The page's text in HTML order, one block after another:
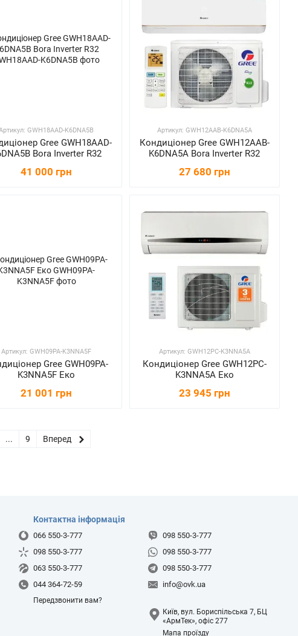
GWH18AAD-K6DNA5B
Gree GWH18AAD-
Bora Inverter R32
41 000 грн
Артикул: GWH12AAB-K6DNA5A
Кондиціонер Gree GWH12AAB-
K6DNA5A Bora Inverter R32
27 680 грн
Артикул: GWH09PA-K3NNA5F
Gree GWH09PA-
K3NNA5F Еко
21 001 грн
Артикул: GWH12PC-K3NNA5A
Кондиціонер Gree GWH12PC-
K3NNA5A Еко
23 945 грн
... 9 Вперед
Контактна інформація
066 550-3-777
098 550-3-777
063 550-3-777
044 364-72-59
Передзвонити вам?
098 550-3-777
098 550-3-777
098 550-3-777
info@ovk.ua
Київ, вул. Бориспільська 7, БЦ
«АрмТек», офіс 277
Мапа проїзду